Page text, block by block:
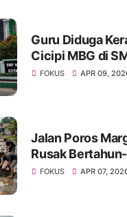
Guru Diduga
Cicipi MBG di
Jambi, Program
FOKUS APR 09,
Jalan Poros
Rusak
Warga Galang
FOKUS APR 07,